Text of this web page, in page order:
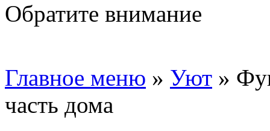
Обратите внимание
Главное меню » Уют »
часть дома